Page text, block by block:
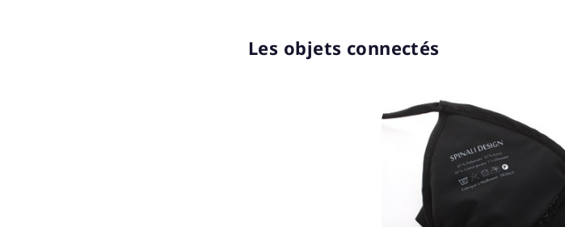
Les objets connectés